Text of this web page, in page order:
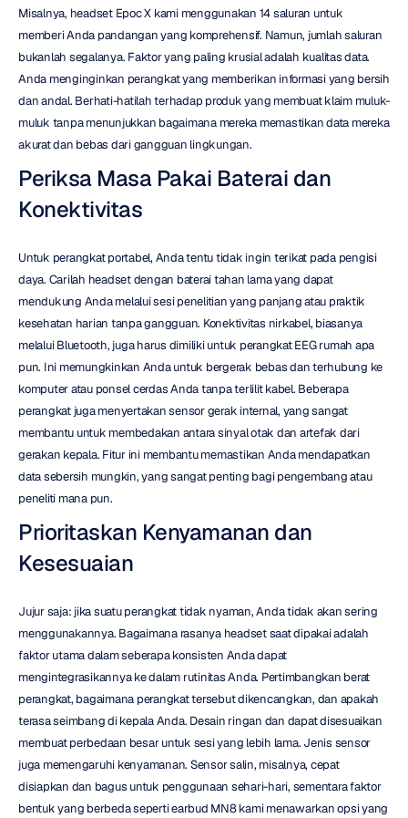
Misalnya, headset Epoc X kami menggunakan 14 saluran untuk
memberi Anda pandangan yang komprehensif. Namun, jumlah saluran
bukanlah segalanya. Faktor yang paling krusial adalah kualitas data.
Anda menginginkan perangkat yang memberikan informasi yang bersih
dan andal. Berhati-hatilah terhadap produk yang membuat klaim muluk-
muluk tanpa menunjukkan bagaimana mereka memastikan data mereka
akurat dan bebas dari gangguan lingkungan.
Periksa Masa Pakai Baterai dan
Konektivitas
Untuk perangkat portabel, Anda tentu tidak ingin terikat pada pengisi
daya. Carilah headset dengan baterai tahan lama yang dapat
mendukung Anda melalui sesi penelitian yang panjang atau praktik
kesehatan harian tanpa gangguan. Konektivitas nirkabel, biasanya
melalui Bluetooth, juga harus dimiliki untuk perangkat EEG rumah apa
pun. Ini memungkinkan Anda untuk bergerak bebas dan terhubung ke
komputer atau ponsel cerdas Anda tanpa terlilit kabel. Beberapa
perangkat juga menyertakan sensor gerak internal, yang sangat
membantu untuk membedakan antara sinyal otak dan artefak dari
gerakan kepala. Fitur ini membantu memastikan Anda mendapatkan
data sebersih mungkin, yang sangat penting bagi pengembang atau
peneliti mana pun.
Prioritaskan Kenyamanan dan
Kesesuaian
Jujur saja: jika suatu perangkat tidak nyaman, Anda tidak akan sering
menggunakannya. Bagaimana rasanya headset saat dipakai adalah
faktor utama dalam seberapa konsisten Anda dapat
mengintegrasikannya ke dalam rutinitas Anda. Pertimbangkan berat
perangkat, bagaimana perangkat tersebut dikencangkan, dan apakah
terasa seimbang di kepala Anda. Desain ringan dan dapat disesuaikan
membuat perbedaan besar untuk sesi yang lebih lama. Jenis sensor
juga memengaruhi kenyamanan. Sensor salin, misalnya, cepat
disiapkan dan bagus untuk penggunaan sehari-hari, sementara faktor
bentuk yang berbeda seperti earbud MN8 kami menawarkan opsi yang